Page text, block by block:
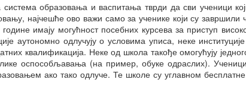
образовања и васпитања тврди да сви ученици
најчешће ово важи само за ученике који су завршили
имају могућност посебних курсева за приступ
аутономно одлучују о условима уписа, неке
квалификација. Неке од школа такође омогућују
оспособљавања (на пример, обуке одраслих).
ако тако одлуче. Те школе су углавном